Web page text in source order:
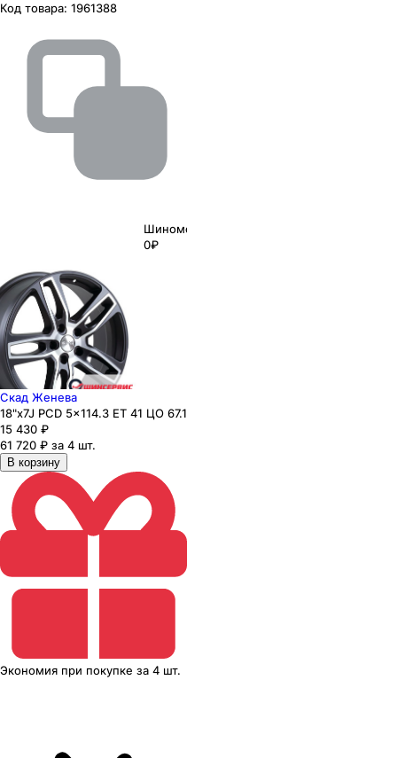
Код товара: 1961388
Шиномонтаж
0₽
Скад Женева
18"x7J PCD 5x114.3 ЕТ 41 ЦО 67.1
15 430 ₽
61 720 ₽ за 4 шт.
В корзину
Экономия при покупке за 4 шт.